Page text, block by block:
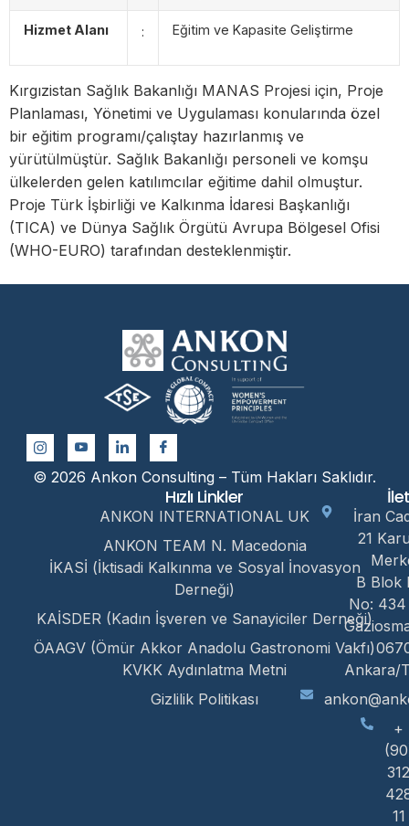
Hizmet Alanı : Eğitim ve Kapasite Geliştirme
Kırgızistan Sağlık Bakanlığı MANAS Projesi için, Proje
Planlaması, Yönetimi ve Uygulaması konularında özel
bir eğitim programı/çalıştay hazırlanmış ve
yürütülmüştür. Sağlık Bakanlığı personeli ve komşu
ülkelerden gelen katılımcılar eğitime dahil olmuştur.
Proje Türk İşbirliği ve Kalkınma İdaresi Başkanlığı
(TICA) ve Dünya Sağlık Örgütü Avrupa Bölgesel Ofisi
(WHO-EURO) tarafından desteklenmiştir.
© 2026 Ankon Consulting – Tüm Hakları Saklıdır.
Hızlı Linkler
ANKON INTERNATIONAL UK
ANKON TEAM N. Macedonia
İKASİ (İktisadi Kalkınma ve Sosyal İnovasyon
Derneği)
KAİSDER (Kadın İşveren ve Sanayiciler Derneği)
ÖAAGV (Ömür Akkor Anadolu Gastronomi Vakfı)
KVKK Aydınlatma Metni
Gizlilik Politikası
İran
21
B Blok
No: 434
Ankara/
+
11